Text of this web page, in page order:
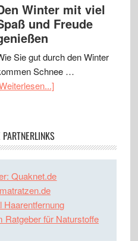
Winter mit viel
und Freude
Sie gut durch den Winter
Schnee …
Quaknet.de
Haarentfernung
Ratgeber für Naturstoffe